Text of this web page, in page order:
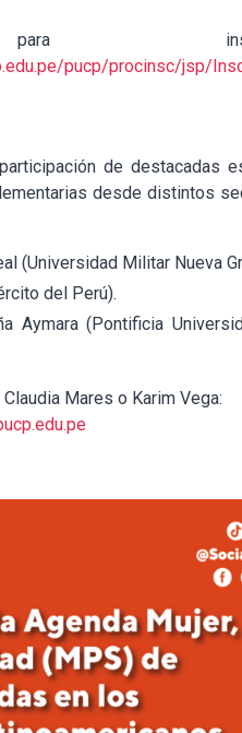
pucp/procinsc/jsp/
de destacadas
desde distintos
(Universidad Militar Nueva
del Perú).
Aymara (Pontificia
Mares o Karim Vega: